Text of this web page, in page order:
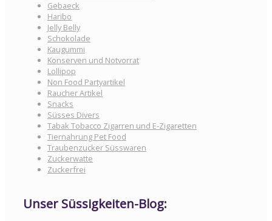
Gebaeck
Haribo
Jelly Belly
Schokolade
Kaugummi
Konserven und Notvorrat
Lollipop
Non Food Partyartikel
Raucher Artikel
Snacks
Süsses Divers
Tabak Tobacco Zigarren und E-Zigaretten
Tiernahrung Pet Food
Traubenzucker Süsswaren
Zuckerwatte
Zuckerfrei
Unser Süssigkeiten-Blog: